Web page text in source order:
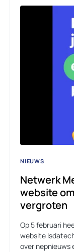
NIEUWS
Netwerk
website
vergroten
Op 5 februari
website
over nepnieuws